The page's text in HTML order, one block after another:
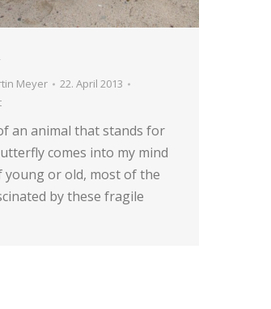
Meyer
22. April 2013
an animal that stands for
comes into my mind
young or old, most of the
by these fragile